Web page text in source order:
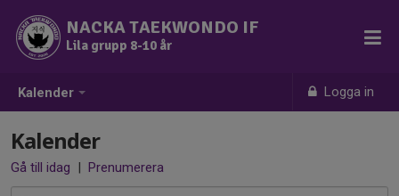
Kalender Logga in
NACKA TAEKWONDO IF
Lila grupp 8-10 år
Kalender
Gå till idag | Prenumerera